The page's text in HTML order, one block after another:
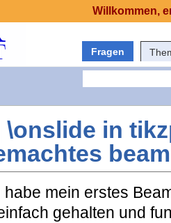
Fragen
\onslide in
habe mein erstes
gehalten und
Willkommen,